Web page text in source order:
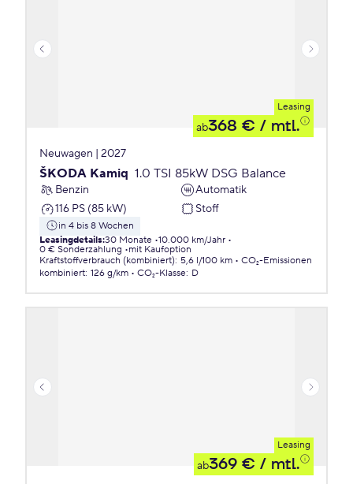
Leasing
ab368 € / mtl.
Neuwagen | 2027
ŠKODA Kamiq 1.0 TSI 85kW DSG Balance
Benzin
Automatik
116 PS (85 kW)
Stoff
in 4 bis 8 Wochen
Leasingdetails:30 Monate 10.000 km/Jahr
0 € Sonderzahlung
mit Kaufoption
Kraftstoffverbrauch (kombiniert): 5,6 l/100 km
CO₂-Emissionen
kombiniert: 126 g/km CO₂-Klasse: D
Leasing
ab369 € / mtl.